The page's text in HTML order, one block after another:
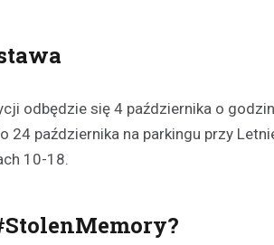
odbędzie się 4 października o
24 października na parkingu przy
10-18.